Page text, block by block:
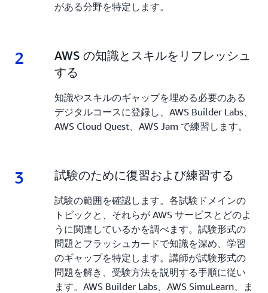
がある分野を特定します。
2 2.
AWS の知識とスキルをリフレッシュ
する
知識やスキルのギャップを埋める必要のある
デジタルコースに登録し、AWS Builder Labs、
AWS Cloud Quest、AWS Jam で練習します。
3 3.
試験のために復習および練習する
試験の範囲を確認します。各試験ドメインの
トピックと、それらが AWS サービスとどのよ
うに関連しているかを調べます。試験形式の
問題とフラッシュカードで知識を深め、学習
のギャップを特定します。講師が試験形式の
問題を解き、受験方法を説明する手順に従い
ます。AWS Builder Labs、AWS SimuLearn、ま